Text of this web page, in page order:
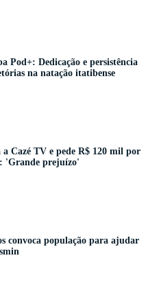
Pod+: Dedicação e persistência
na natação itatibense
a Cazé TV e pede R$ 120 mil por
'Grande prejuízo'
convoca população para ajudar